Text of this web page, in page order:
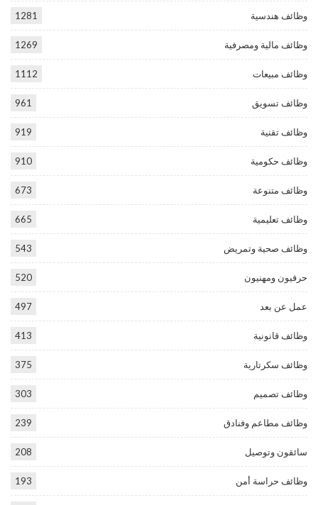
وظائف هندسية 1281
وظائف مالية ومصرفية 1269
وظائف مبيعات 1112
وظائف تسويق 961
وظائف تقنية 919
وظائف حكومية 910
وظائف متنوعة 673
وظائف تعليمية 665
وظائف صحية وتمريض 543
حرفيون ومهنيون 520
عمل عن بعد 497
وظائف قانونية 413
وظائف سكرتارية 375
وظائف تصميم 303
وظائف مطاعم وفنادق 239
سائقون وتوصيل 208
وظائف حراسة أمن 193